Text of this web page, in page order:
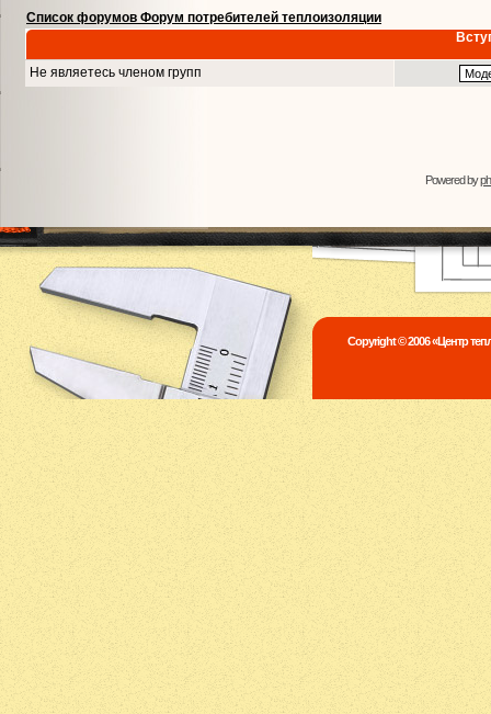
Список форумов Форум потребителей теплоизоляции
Не являетесь членом групп
Powered by
Copyright © 2006 «Центр